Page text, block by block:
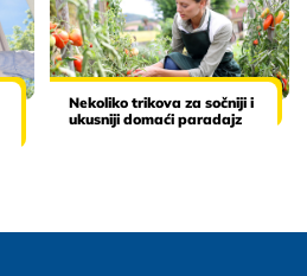
Nekoliko trikova za sočniji i
ukusniji domaći paradajz